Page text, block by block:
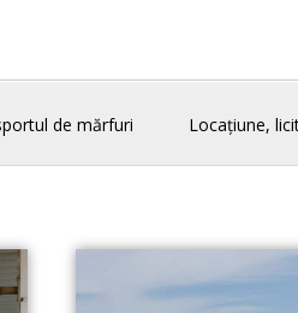
de mărfuri Locațiune,